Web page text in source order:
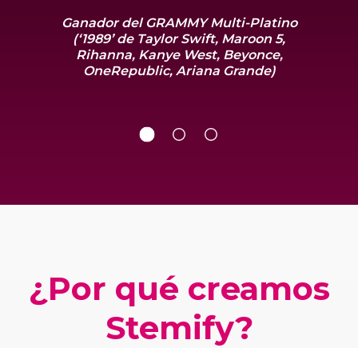
Ganador del GRAMMY Multi-Platino
(‘1989’ de Taylor Swift, Maroon 5,
Rihanna, Kanye West, Beyonce,
OneRepublic, Ariana Grande)
¿Por qué creamos
Stemify?